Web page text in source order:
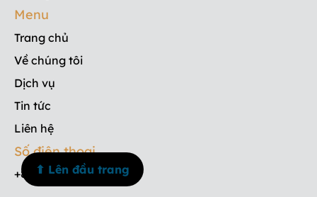
Menu
Trang chủ
Về chúng tôi
Dịch vụ
Tin tức
Liên hệ
Số điện thoại
+84 908 835 533
⬆ Lên đầu trang